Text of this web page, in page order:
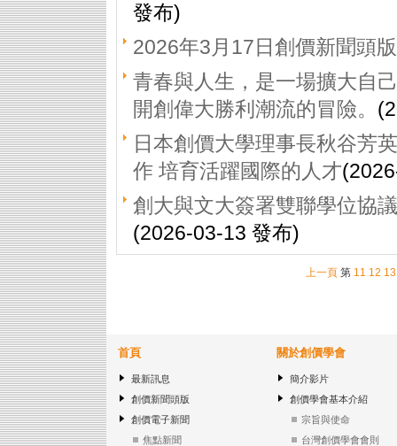
發布)
2026年3月17日創價新聞頭版
青春與人生，是一場擴大自
開創偉大勝利潮流的冒險。
日本創價大學理事長秋谷芳
作 培育活躍國際的人才
創大與文大簽署雙聯學位協
(2026-03-13 發布)
上一頁 第 11 12 13
首頁
最新訊息
創價新聞頭版
創價電子新聞
焦點新聞
關於創價學會
簡介影片
創價學會基本介紹
宗旨與使命
台灣創價學會會則